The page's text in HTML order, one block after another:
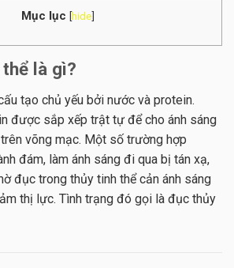
Mục lục [hide]
là gì?
tạo chủ yếu bởi nước và protein.
được sắp xếp trật tự để cho ánh sáng
võng mạc. Một số trường hợp
đám, làm ánh sáng đi qua bị tán xạ,
đục trong thủy tinh thể cản ánh sáng
thị lực. Tình trạng đó gọi là đục thủy